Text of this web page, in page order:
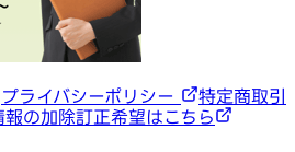
プライバシーポリシー
特定商取引
報の加除訂正希望はこちら